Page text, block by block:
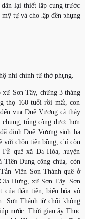
lại thiết lập cung trước
tự và cho lập đền phụng
nhi chính từ thờ phụng.
xứ Sơn Tây, chừng 3 tháng
thọ 160 tuổi rồi mất, con
vua Duệ Vương cả thảy
tổng cộng được hơn
định Duệ Vương sinh hạ
với chốn tiên bồng, chỉ còn
quê xã Đa Hòa, huyện
Tiên Dung công chúa, còn
Viên Sơn Thánh quê ở
Hưng, xứ Sơn Tây. Sơn
của thần tiên, biến hóa vô
Sơn Thánh từ chối không
nước. Thời gian ấy Thục